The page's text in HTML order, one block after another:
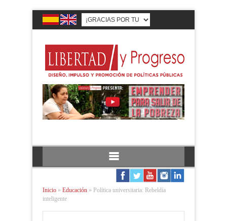
Inicio » Educación » Política universitaria: Rebeldía
inteligente